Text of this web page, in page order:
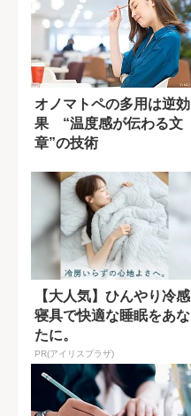
オノマトペの多用は逆効
果 “温度感が伝わる文
章”の技術
【大人気】ひんやり冷感
寝具で快適な睡眠をあな
たに。
PR(アイリスプラザ)